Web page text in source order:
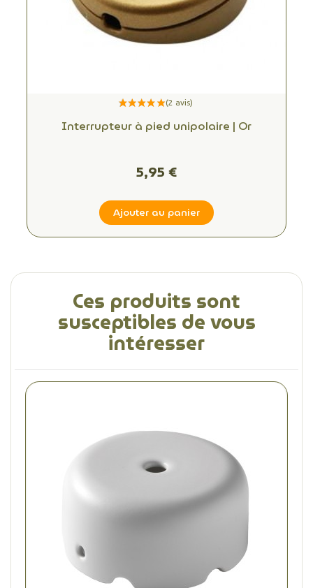
Interrupteur à pied unipolaire | Or
5,95 €
Ajouter au panier
Ces produits sont
susceptibles de vous
intéresser